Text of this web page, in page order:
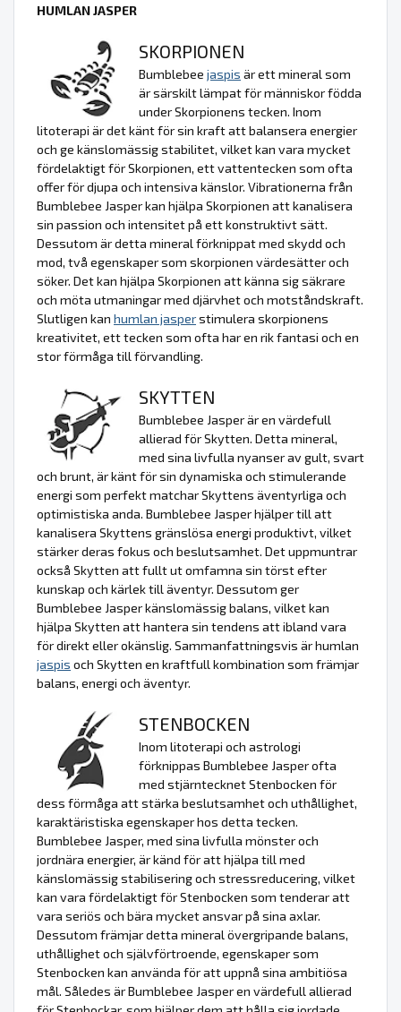
HUMLAN JASPER
SKORPIONEN
Bumblebee jaspis är ett mineral som
är särskilt lämpat för människor födda
under Skorpionens tecken. Inom
litoterapi är det känt för sin kraft att balansera energier
och ge känslomässig stabilitet, vilket kan vara mycket
fördelaktigt för Skorpionen, ett vattentecken som ofta
offer för djupa och intensiva känslor. Vibrationerna från
Bumblebee Jasper kan hjälpa Skorpionen att kanalisera
sin passion och intensitet på ett konstruktivt sätt.
Dessutom är detta mineral förknippat med skydd och
mod, två egenskaper som skorpionen värdesätter och
söker. Det kan hjälpa Skorpionen att känna sig säkrare
och möta utmaningar med djärvhet och motståndskraft.
Slutligen kan humlan jasperstimulera skorpionens
kreativitet, ett tecken som ofta har en rik fantasi och en
stor förmåga till förvandling.
SKYTTEN
Bumblebee Jasper är en värdefull
allierad för Skytten. Detta mineral,
med sina livfulla nyanser av gult, svart
och brunt, är känt för sin dynamiska och stimulerande
energi som perfekt matchar Skyttens äventyrliga och
optimistiska anda. Bumblebee Jasper hjälper till att
kanalisera Skyttens gränslösa energi produktivt, vilket
stärker deras fokus och beslutsamhet. Det uppmuntrar
också Skytten att fullt ut omfamna sin törst efter
kunskap och kärlek till äventyr. Dessutom ger
Bumblebee Jasper känslomässig balans, vilket kan
hjälpa Skytten att hantera sin tendens att ibland vara
för direkt eller okänslig. Sammanfattningsvis är humlan
jaspis och Skytten en kraftfull kombination som främjar
balans, energi och äventyr.
STENBOCKEN
Inom litoterapi och astrologi
förknippas Bumblebee Jasper ofta
med stjärntecknet Stenbocken för
dess förmåga att stärka beslutsamhet och uthållighet,
karaktäristiska egenskaper hos detta tecken.
Bumblebee Jasper, med sina livfulla mönster och
jordnära energier, är känd för att hjälpa till med
känslomässig stabilisering och stressreducering, vilket
kan vara fördelaktigt för Stenbocken som tenderar att
vara seriös och bära mycket ansvar på sina axlar.
Dessutom främjar detta mineral övergripande balans,
uthållighet och självförtroende, egenskaper som
Stenbocken kan använda för att uppnå sina ambitiösa
mål. Således är Bumblebee Jasper en värdefull allierad